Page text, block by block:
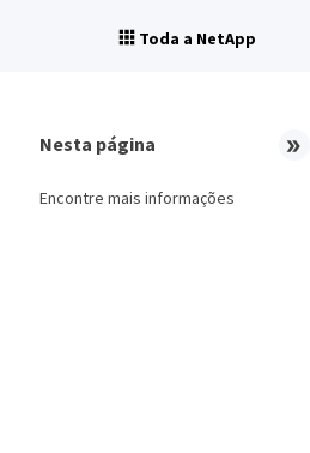
Toda a NetApp
Nesta página
Encontre mais informações